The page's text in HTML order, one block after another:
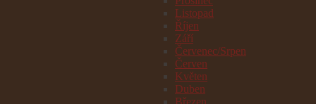
Listopad
Říjen
Září
Červenec/Srpen
Červen
Květen
Duben
Březen